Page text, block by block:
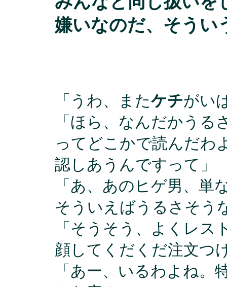
嫌いなのだ、そうい
「うわ、またケチがい
「ほら、なんだかう
ってどこかで読んだわ
認しあうんですって」
「あ、あのヒゲ男、単
そういえばうるさそう
「そうそう、よくレ
顔してくだくだ注文つ
「あー、いるわよね。